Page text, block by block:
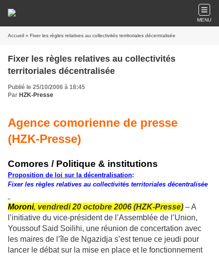
MENU
Accueil » Fixer les règles relatives au collectivités territoriales décentralisée
Fixer les règles relatives au collectivités
territoriales décentralisée
Publié le 25/10/2006 à 18:45
Par HZK-Presse
Agence comorienne de presse
(HZK-Presse)
Comores / Politique & institutions
Proposition de loi sur la décentralisation:
Fixer les règles relatives au collectivités territoriales décentralisée
Moroni, vendredi 20 octobre 2006 (HZK-Presse) – A
l’initiative du vice-président de l’Assemblée de l’Union,
Youssouf Said Soilihi, une réunion de concertation avec
les maires de l’île de Ngazidja s’est tenue ce jeudi pour
lancer le débat sur la mise en place et le fonctionnement